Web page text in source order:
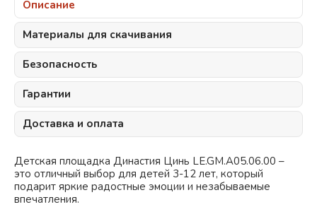
Описание
Материалы для скачивания
Безопасность
Гарантии
Доставка и оплата
Детская площадка Династия Цинь LE.GM.A05.06.00 –
это отличный выбор для детей 3-12 лет, который
подарит яркие радостные эмоции и незабываемые
впечатления.